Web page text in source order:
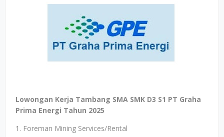
Lowongan Kerja Tambang SMA SMK D3 S1 PT Graha
Prima Energi Tahun 2025
1. Foreman Mining Services/Rental